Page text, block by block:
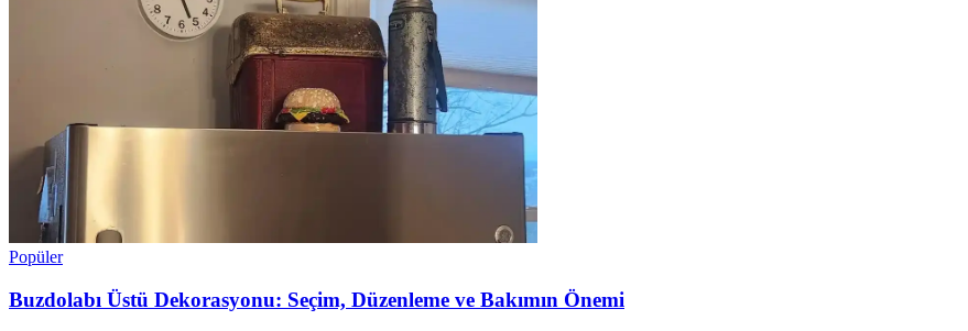
Popüler
Buzdolabı Üstü Dekorasyonu: Seçim, Düzenleme ve Bakımın Önemi